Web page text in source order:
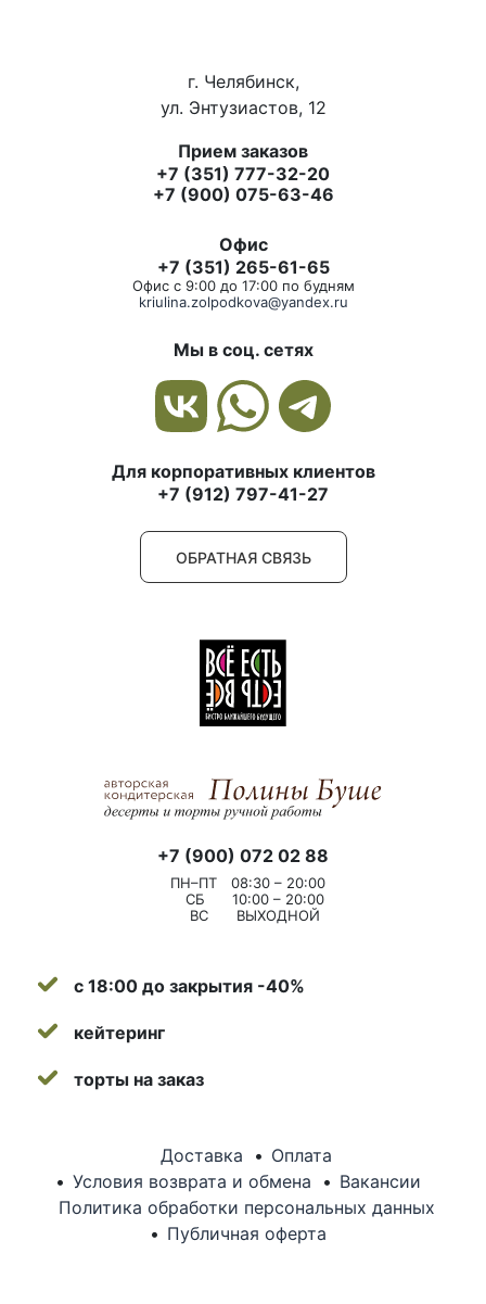
г. Челябинск,
ул. Энтузиастов, 12
Прием заказов
+7 (351) 777-32-20
+7 (900) 075-63-46
Офис
+7 (351) 265-61-65
Офис с 9:00 до 17:00 по будням
kriulina.zolpodkova@yandex.ru
Мы в соц. сетях
Для корпоративных клиентов
+7 (912) 797-41-27
ОБРАТНАЯ СВЯЗЬ
+7 (900) 072 02 88
ПН–ПТ
08:30 – 20:00
СБ
10:00 – 20:00
ВС
ВЫХОДНОЙ
с 18:00 до закрытия -40%
кейтеринг
торты на заказ
Доставка
Оплата
Условия возврата и обмена
Вакансии
Политика обработки персональных данных
Публичная оферта